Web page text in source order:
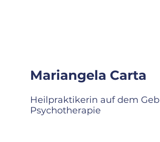
Mariangela Carta
Heilpraktikerin auf dem
Psychotherapie